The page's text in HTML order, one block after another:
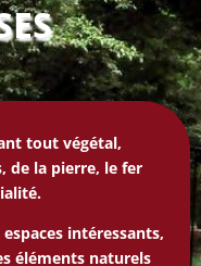
tout végétal,
de la pierre, le fer
intéressants,
éléments naturels